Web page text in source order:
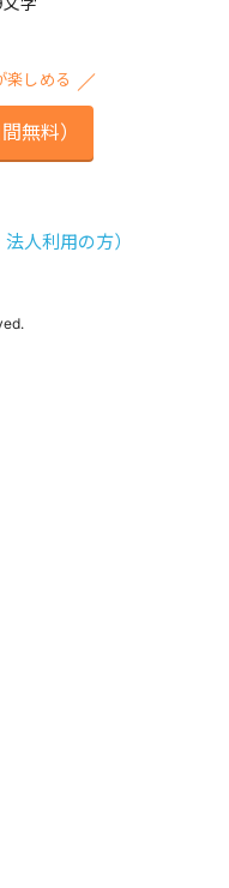
しめる
無料）
人利用の方）